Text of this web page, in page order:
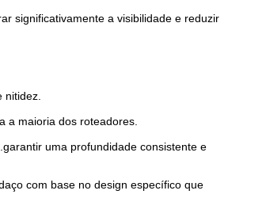
significativamente a visibilidade e reduzir
a maioria dos roteadores.
uma profundidade consistente e
com base no design específico que